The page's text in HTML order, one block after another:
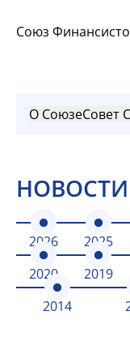
Союз
О СоюзеСовет
НОВОСТИ
2026 2025
2020
2019
2014